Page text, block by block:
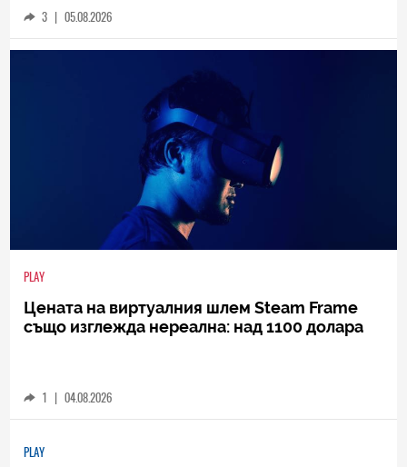
3 | 05.08.2026
PLAY
Цената на виртуалния шлем Steam Frame
също изглежда нереална: над 1100 долара
1 | 04.08.2026
PLAY